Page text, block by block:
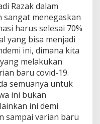
Razak dalam
sangat menegaskan
harus selesai 70%
yang bisa menjadi
ini, dimana kita
melakukan
baru covid-19.
semuanya untuk
ini bukan
ini demi
sampai varian baru